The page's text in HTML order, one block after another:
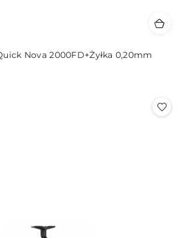
Nova 2000FD+Żyłka 0,20mm